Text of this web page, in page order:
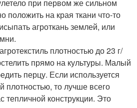
при первом же сильном
положить на края ткани что-то
агроткань землей, или
плотностью до 23 г/
прямо на культуры. Малый
перцу. Если используется
плотностью, то лучше всего
тепличной конструкции. Это